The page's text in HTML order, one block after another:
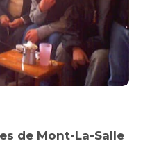
de Mont-La-Salle